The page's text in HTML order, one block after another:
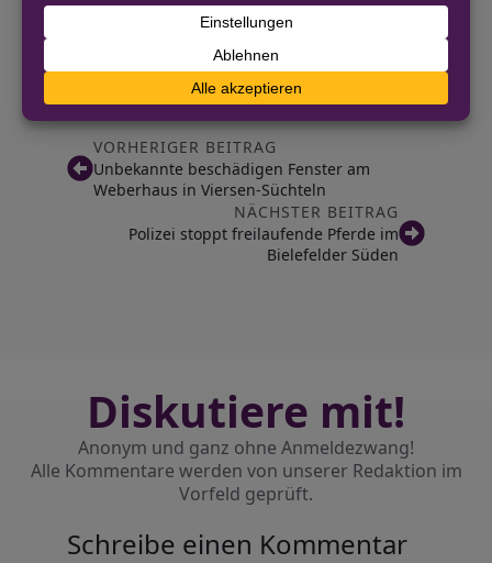
informiert. Die laufenden Ermittlungen
sollen klären, ob die Jugendlichen in den
Diebstahl verwickelt sind.
VORHERIGER BEITRAG
Unbekannte beschädigen Fenster am
Weberhaus in Viersen-Süchteln
NÄCHSTER BEITRAG
Polizei stoppt freilaufende Pferde im
Bielefelder Süden
Diskutiere mit!
Anonym und ganz ohne Anmeldezwang!
Alle Kommentare werden von unserer Redaktion im
Vorfeld geprüft.
Schreibe einen Kommentar